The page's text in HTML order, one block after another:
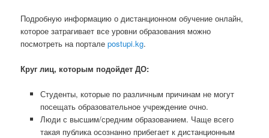
Подробную информацию о дистанционном обучение онлайн,
которое затрагивает все уровни образования можно
посмотреть на порталеpostupi.kg.
Круг лиц, которым подойдет ДО:
Студенты, которые по различным причинам не могут
посещать образовательное учреждение очно.
Люди с высшим/средним образованием. Чаще всего
такая публика осознанно прибегает к дистанционным